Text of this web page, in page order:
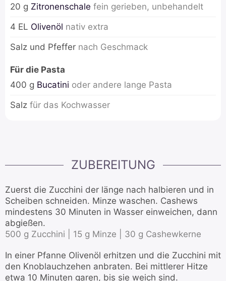
20 g Zitronenschale fein gerieben, unbehandelt
4 EL Olivenöl nativ extra
Salz und Pfeffer nach Geschmack
Für die Pasta
400 g Bucatini oder andere lange Pasta
Salz für das Kochwasser
ZUBEREITUNG
Zuerst die Zucchini der länge nach halbieren und in
Scheiben schneiden. Minze waschen. Cashews
mindestens 30 Minuten in Wasser einweichen, dann
abgießen.
500 g Zucchini |
15 g Minze | 30 g Cashewkerne
In einer Pfanne Olivenöl erhitzen und die Zucchini mit
den Knoblauchzehen anbraten. Bei mittlerer Hitze
etwa 10 Minuten garen, bis sie weich sind.